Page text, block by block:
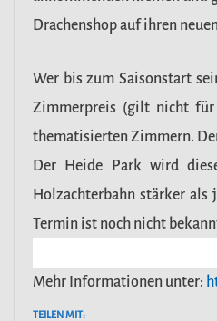
Drachenshop auf ihren
Wer bis zum Saisonstart
Zimmerpreis (gilt nicht für
thematisierten Zimmern.
Der Heide Park wird
Holzachterbahn stärker als
Termin ist noch nicht
Mehr Informationen unter:
TEILEN MIT: